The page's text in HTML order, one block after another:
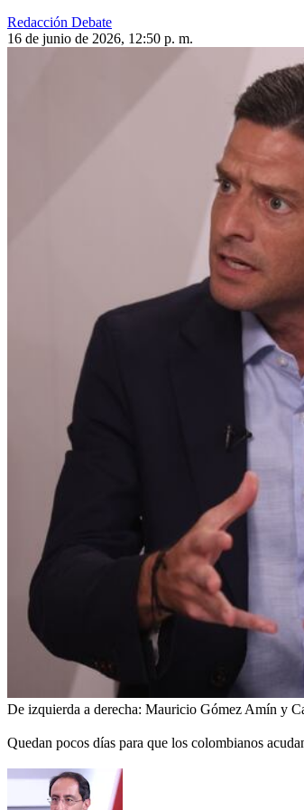
Redacción Debate
16 de junio de 2026, 12:50 p. m.
De izquierda a derecha: Mauricio Gómez Amín y
Quedan pocos días para que los colombianos